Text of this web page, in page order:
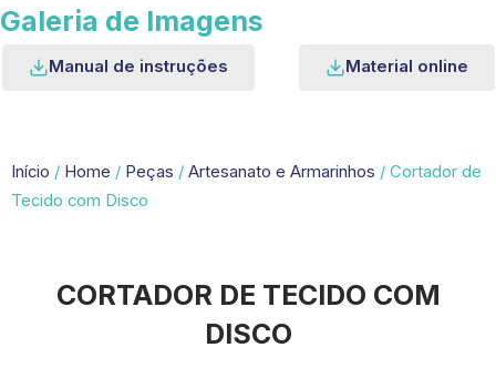
Galeria de Imagens
Manual de instruções Material online
Início / Home / Peças / Artesanato e Armarinhos / Cortador de
Tecido com Disco
CORTADOR DE TECIDO COM
DISCO